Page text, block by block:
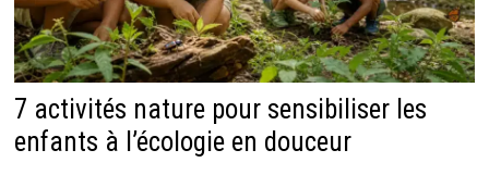
7 activités nature pour sensibiliser les
enfants à l’écologie en douceur